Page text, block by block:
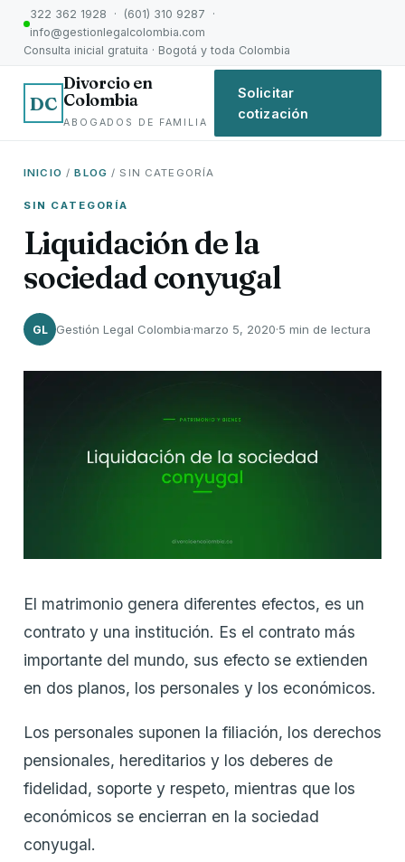
322 362 1928 · (601) 310 9287 ·
info@gestionlegalcolombia.com
Consulta inicial gratuita · Bogotá y toda Colombia
DC
Divorcio en
Colombia
ABOGADOS DE FAMILIA
Solicitar
cotización
INICIO /BLOG / SIN CATEGORÍA
SIN CATEGORÍA
Liquidación de la
sociedad conyugal
GL Gestión Legal Colombia·marzo 5, 2020·5 min de lectura
El matrimonio genera diferentes efectos, es un
contrato y una institución. Es el contrato más
importante del mundo, sus efecto se extienden
en dos planos, los personales y los económicos.
Los personales suponen la filiación, los derechos
pensionales, hereditarios y los deberes de
fidelidad, soporte y respeto, mientras que los
económicos se encierran en la sociedad
conyugal.